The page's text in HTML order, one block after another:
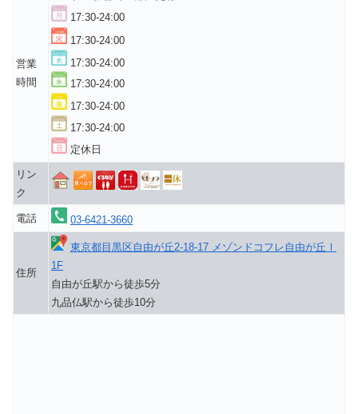
営業
時間
17:30-24:00
17:30-24:00
17:30-24:00
17:30-24:00
17:30-24:00
17:30-24:00
定休日
リン
ク
電話 03-6421-3660
住所
東京都目黒区自由が丘2-18-17 メゾンドコフレ自由が丘Ⅰ
1F
自由が丘駅から徒歩5分
九品仏駅から徒歩10分